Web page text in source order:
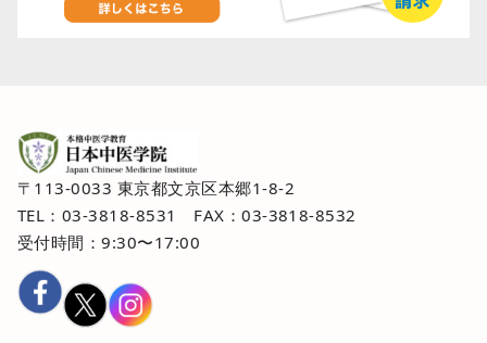
〒113-0033 東京都文京区本郷1-8-2
TEL：03-3818-8531 FAX：03-3818-8532
受付時間：9:30〜17:00